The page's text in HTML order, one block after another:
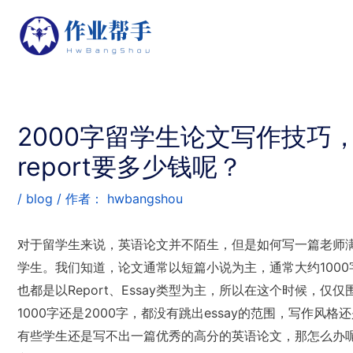
2000字留学生论文写作技巧
report要多少钱呢？
/ blog / 作者： hwbangshou
对于留学生来说，英语论文并不陌生，但是如何写一篇老
学生。我们知道，论文通常以短篇小说为主，通常大约
也都是以Report、Essay类型为主，所以在这个时候，仅
1000字还是2000字，都没有跳出essay的范围，写作风格
有些学生还是写不出一篇优秀的高分的英语论文，那怎么